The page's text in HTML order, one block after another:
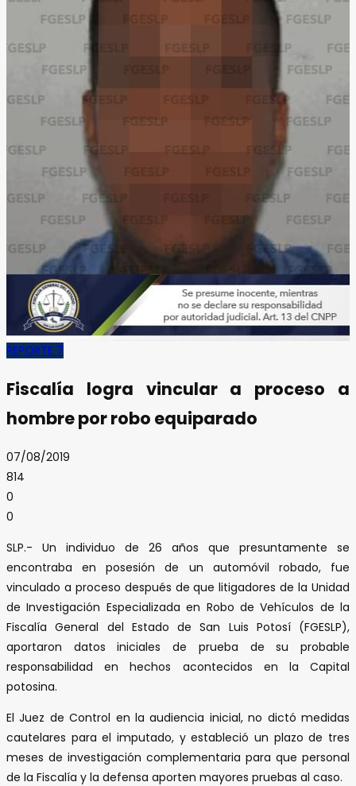
REPORTE 7
Fiscalía logra vincular a proceso a
hombre por robo equiparado
07/08/2019
814
0
0
SLP.- Un individuo de 26 años que presuntamente se
encontraba en posesión de un automóvil robado, fue
vinculado a proceso después de que litigadores de la Unidad
de Investigación Especializada en Robo de Vehículos de la
Fiscalía General del Estado de San Luis Potosí (FGESLP),
aportaron datos iniciales de prueba de su probable
responsabilidad en hechos acontecidos en la Capital
potosina.
El Juez de Control en la audiencia inicial, no dictó medidas
cautelares para el imputado, y estableció un plazo de tres
meses de investigación complementaria para que personal
de la Fiscalía y la defensa aporten mayores pruebas al caso.